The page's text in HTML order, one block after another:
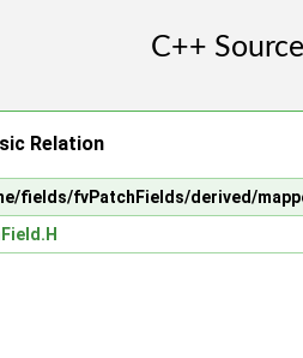
Relation
fields/fvPatchFields/derived/